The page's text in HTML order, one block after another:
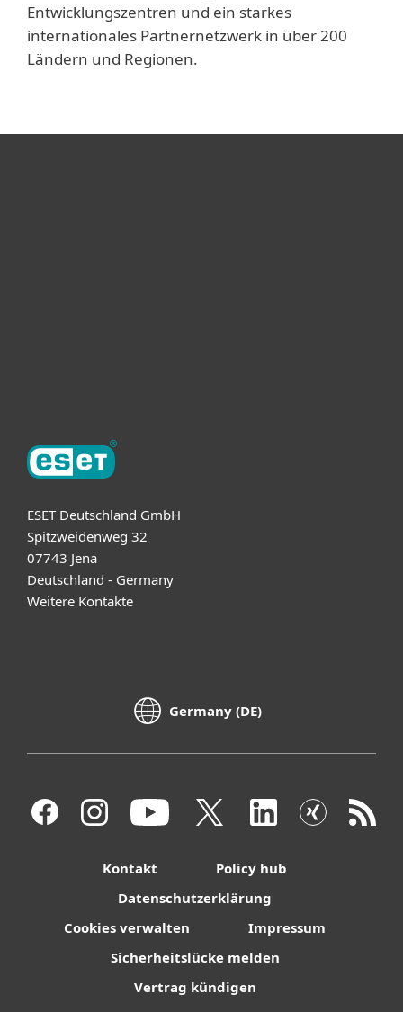
Entwicklungszentren und ein starkes
internationales Partnernetzwerk in über 200
Ländern und Regionen.
ESET Deutschland GmbH
Spitzweidenweg 32
07743 Jena
Deutschland - Germany
Weitere Kontakte
Germany (DE)
Kontakt
Policy hub
Datenschutzerklärung
Cookies verwalten
Impressum
Sicherheitslücke melden
Vertrag kündigen